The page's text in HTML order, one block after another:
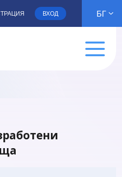
ВХОД БГ